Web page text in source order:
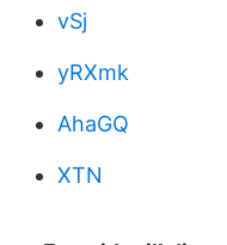
vSj
yRXmk
AhaGQ
XTN